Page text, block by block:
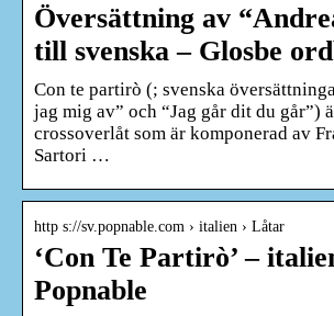
Översättning av
till svenska – Glosbe
Con te partirò (; svenska
jag mig av” och “Jag går dit du går”)
crossoverlåt som är komponerad av
Sartori …
http s://sv.popnable.com › italien › Låtar
‘Con Te Partirò’ –
Popnable